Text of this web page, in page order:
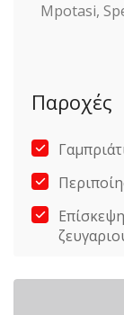
Mpotasi,
Παροχές